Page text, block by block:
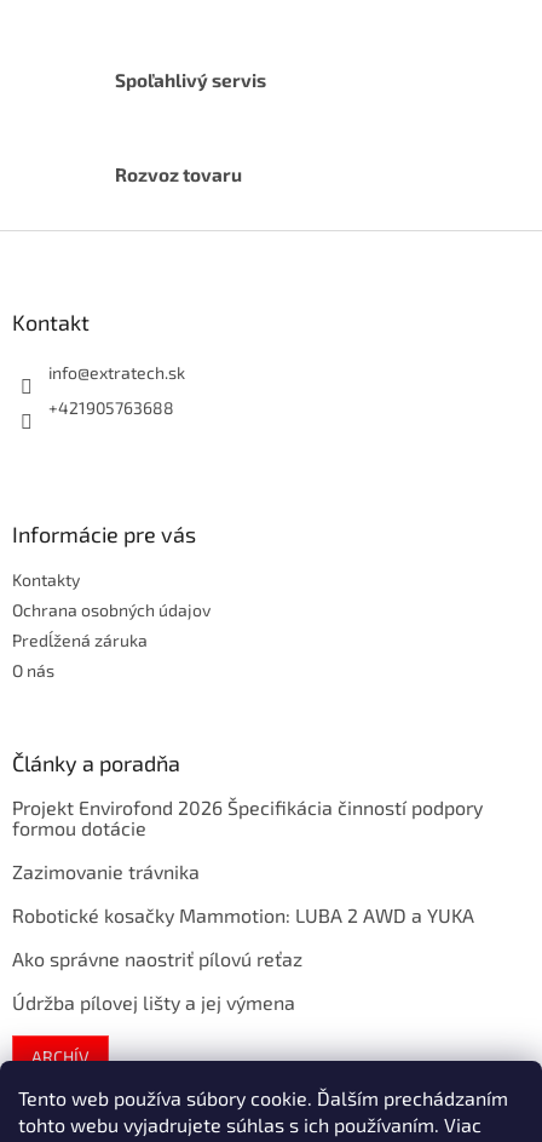
Tento web používa súbory cookie. Ďalším prechádzaním
tohto webu vyjadrujete súhlas s ich používaním. Viac
Spoľahlivý servis
Rozvoz tovaru
Kontakt
info@extratech.sk
+421905763688
Informácie pre vás
Kontakty
Ochrana osobných údajov
Predĺžená záruka
O nás
Články a poradňa
Projekt Envirofond 2026 Špecifikácia činností podpory
formou dotácie
Zazimovanie trávnika
Robotické kosačky Mammotion: LUBA 2 AWD a YUKA
Ako správne naostriť pílovú reťaz
Údržba pílovej lišty a jej výmena
ARCHÍV